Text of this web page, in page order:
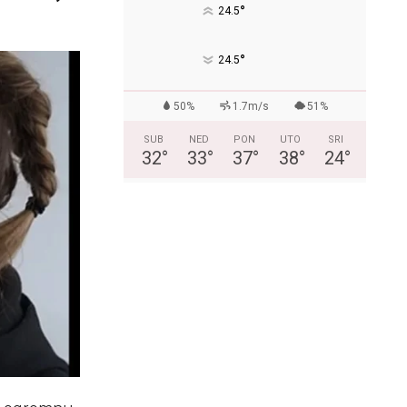
24.5°
24.5°
50% 1.7m/s 51%
SUB
32°
NED
33°
PON
37°
UTO
38°
SRI
24°